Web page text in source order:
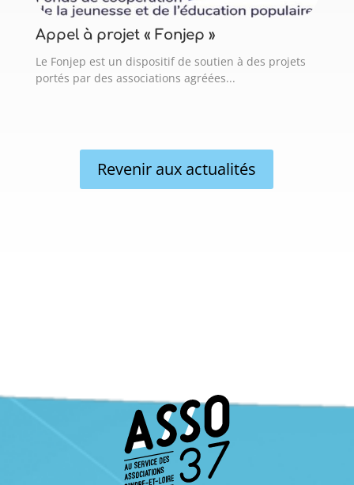
Appel à projet « Fonjep »
Le Fonjep est un dispositif de soutien à des projets
portés par des associations agréées...
Revenir aux actualités